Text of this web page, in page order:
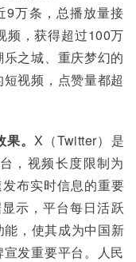
9万条，总播放量接
频，获得超过100万
之城、重庆梦幻的
视频，点赞量都超
果。X（Twitter）是
，视频长度限制为
布实时信息的重要
示，平台每日活跃
，使其成为中国新
发重要平台。人民